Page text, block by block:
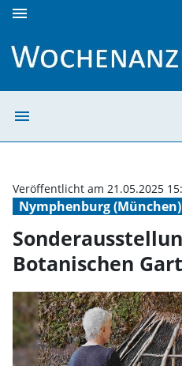
menu
menu
Nymphenburg (München)
Veröffentlicht am 21.05.2025
Botanischen